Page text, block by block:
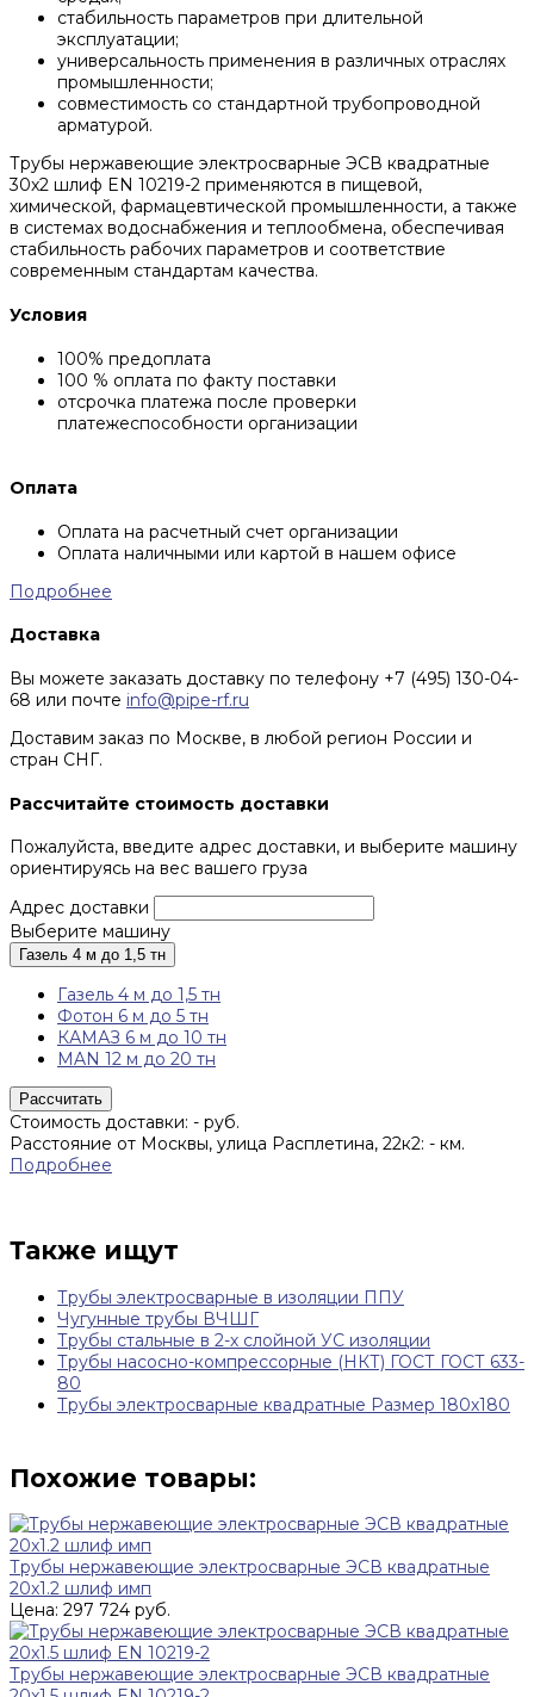
стабильность параметров при длительной
эксплуатации;
универсальность применения в различных отраслях
промышленности;
совместимость со стандартной трубопроводной
арматурой.
Трубы нержавеющие электросварные ЭСВ квадратные
30x2 шлиф EN 10219-2 применяются в пищевой,
химической, фармацевтической промышленности, а также
в системах водоснабжения и теплообмена, обеспечивая
стабильность рабочих параметров и соответствие
современным стандартам качества.
Условия
100% предоплата
100 % оплата по факту поставки
отсрочка платежа после проверки
платежеспособности организации
Оплата
Оплата на расчетный счет организации
Оплата наличными или картой в нашем офисе
Подробнее
Доставка
Вы можете заказать доставку по телефону +7 (495) 130-04-
68 или почте info@pipe-rf.ru
Доставим заказ по Москве, в любой регион России и
стран СНГ.
Рассчитайте стоимость доставки
Пожалуйста, введите адрес доставки, и выберите машину
ориентируясь на вес вашего груза
Адрес доставки
Выберите машину
Газель 4 м до 1,5 тн
Газель 4 м до 1,5 тн
Фотон 6 м до 5 тн
КАМАЗ 6 м до 10 тн
MAN 12 м до 20 тн
Рассчитать
Стоимость доставки: - руб.
Расстояние от Москвы, улица Расплетина, 22к2: - км.
Подробнее
Также ищут
Трубы электросварные в изоляции ППУ
Чугунные трубы ВЧШГ
Трубы стальные в 2-х слойной УС изоляции
Трубы насосно-компрессорные (НКТ) ГОСТ ГОСТ 633-
80
Трубы электросварные квадратные Размер 180х180
Похожие товары:
Трубы нержавеющие электросварные ЭСВ квадратные
20x1.2 шлиф имп
Цена: 297 724 руб.
Трубы нержавеющие электросварные ЭСВ квадратные